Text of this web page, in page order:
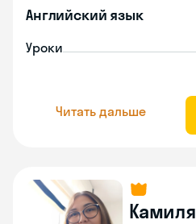
Английский язык
Уроки
Читать дальше
Камиля